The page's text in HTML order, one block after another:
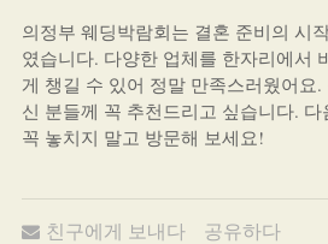
의정부 웨딩박람회는 결혼 준비의 시
였습니다. 다양한 업체를 한자리에서
게 챙길 수 있어 정말 만족스러웠어요
신 분들께 꼭 추천드리고 싶습니다.
꼭 놓치지 말고 방문해 보세요!
친구에게 보내다
공유하다